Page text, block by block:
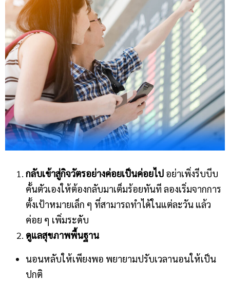
กลับเข้าสู่กิจวัตรอย่างค่อยเป็นค่อยไป อย่าเพิ่งรีบบีบ
คั้นตัวเองให้ต้องกลับมาเต็มร้อยทันที ลองเริ่มจากการ
ตั้งเป้าหมายเล็ก ๆ ที่สามารถทำได้ในแต่ละวัน แล้ว
ค่อย ๆ เพิ่มระดับ
ดูแลสุขภาพพื้นฐาน
นอนหลับให้เพียงพอ พยายามปรับเวลานอนให้เป็น
ปกติ